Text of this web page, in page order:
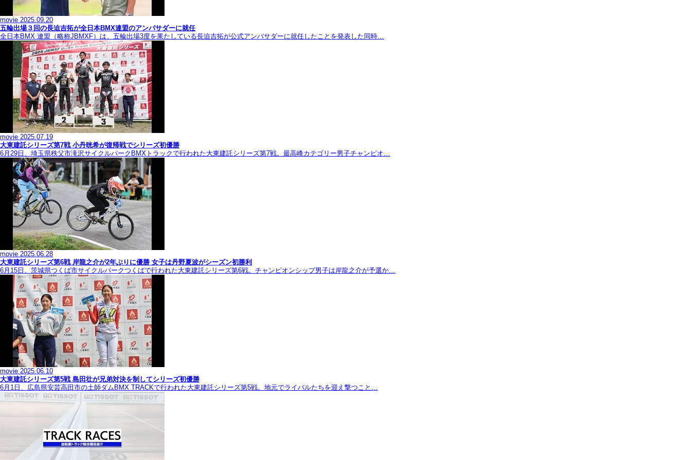
movie 2025.09.20
五輪出場３回の長迫吉拓が全日本BMX連盟のアンバサダーに就任
全日本BMX 連盟（略称JBMXF）は、五輪出場3度を果たしている長迫吉拓が公式アンバサダーに就任したことを発表した同時…
movie 2025.07.19
大東建託シリーズ第7戦 ⼩丹晄希が復帰戦でシリーズ初優勝
6月29日、埼玉県秩父市滝沢サイクルパークBMXトラックで行われた大東建託シリーズ第7戦。最高峰カテゴリー男子チャンピオ…
movie 2025.06.28
大東建託シリーズ第6戦 岸龍之介が2年ぶりに優勝 女子は丹野夏波がシーズン初勝利
6月15日、茨城県つくば市サイクルパークつくばで行われた大東建託シリーズ第6戦。チャンピオンシップ男子は岸龍之介が予選か…
movie 2025.06.10
大東建託シリーズ第5戦 島田壮が兄弟対決を制してシリーズ初優勝
6月1日、広島県安芸高田市の土師ダムBMX TRACKで行われた大東建託シリーズ第5戦。地元でライバルたちを迎え撃つこと…